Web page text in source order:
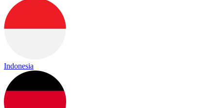
Indonesia